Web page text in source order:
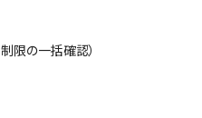
限の一括確認）